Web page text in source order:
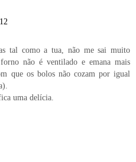
tal como a tua, não me sai muito
não é ventilado e emana mais
que os bolos não cozam por igual
uma delícia.